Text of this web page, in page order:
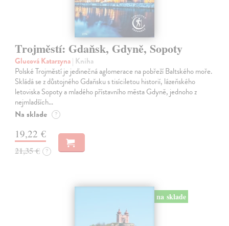
Trojměstí: Gdaňsk, Gdyně, Sopoty
Glucová Katarzyna| Kniha
Polské Trojměstí je jedinečná aglomerace na pobřeží Baltského moře.
Skládá se z důstojného Gdaňsku s tisíciletou historií, lázeňského
letoviska Sopoty a mladého přístavního města Gdyně, jednoho z
nejmladších…
Na sklade ?
19,22 €
21,35 € ?
na sklade